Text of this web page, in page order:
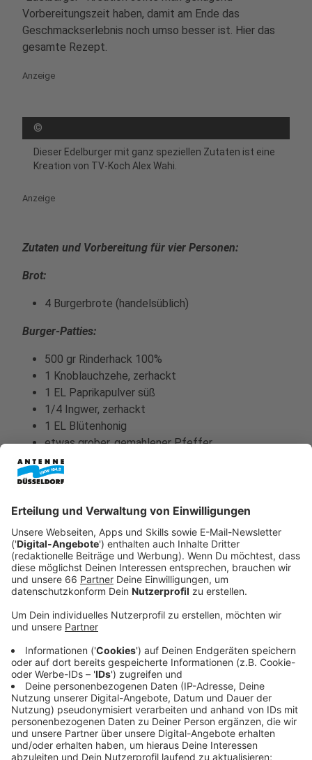
Vorbereitungszeit haben, damit am Ende das
Geschmackserlebnis noch umso besser ist. Hier das
gesamte Rezept.
Anzeige
©
Dieser Edelburger mit ganz speziellen Zutaten ist eine
Kreation von TV-Koch Alex Wahi.
Anzeige
Zutaten und Vorbereitung für vier Personen:
Brot:
4 Burgerbrote (handelsüblich)
Burger-Patties:
500 gr Rinderhack 100%
1 Knoblauchzehe, zerhackt
1 EL Paprikapulver süß
1/4 Ingwer, zerhackt
1 EL Blütenhonig
etwas grober, gemahlener Pfeffer
ein Schuss Olivenöl
Toppings:
1 Rote Zwiebel, in Ringe geschnitten - mit Honig,
Salz, Pfeffer & Zucker würzen
4 Tomaten (getrocknet), in etwas Saft einen Tag
vorher einlegen, damit sie weich werden
1 Mango - geschält und in Scheiben geschnitten
1 Glas Mango Chutney
1 Knoblauchzehe, halbieren
etwas Salat
frischer Parmesan
frische Kräuter
frische Sherry Tomaten
Anzeige